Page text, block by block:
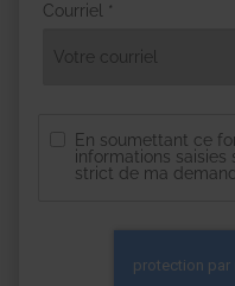
Courriel *
En soumettant ce
informations
strict de ma